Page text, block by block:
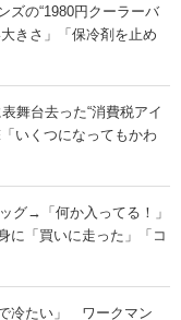
ズの“1980円クーラーバ
きさ」「保冷剤を止め
舞台去った“消費税アイ
いくつになってもかわ
グ→「何か入ってる！」
「買いに走った」「コ
冷たい」 ワークマン